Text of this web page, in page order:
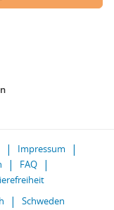
Impressum
FAQ
Schweden